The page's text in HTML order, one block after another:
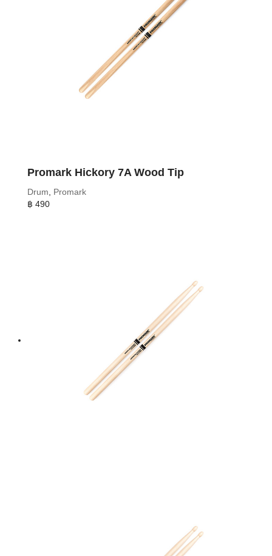
Promark Hickory 7A Wood Tip
Drum
Promark
฿ 490